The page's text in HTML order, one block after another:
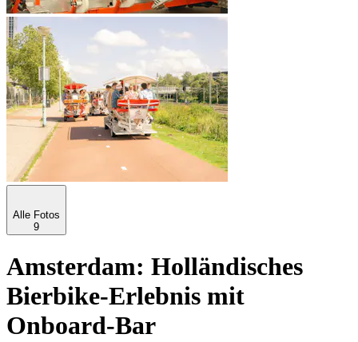
Alle Fotos
9
Amsterdam: Holländisches
Bierbike-Erlebnis mit
Onboard-Bar